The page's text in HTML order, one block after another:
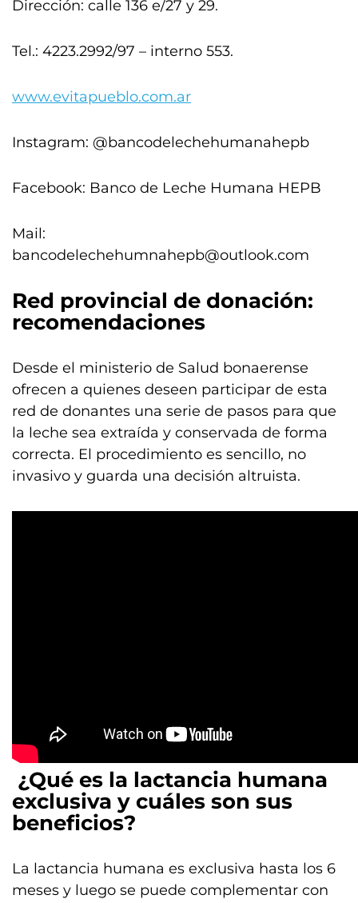
Dirección: calle 136 e/27 y 29.
Tel.: 4223.2992/97 – interno 553.
www.evitapueblo.com.ar
Instagram: @bancodelechehumanahepb
Facebook: Banco de Leche Humana HEPB
Mail:
bancodelechehumnahepb@outlook.com
Red provincial de donación:
recomendaciones
Desde el ministerio de Salud bonaerense
ofrecen a quienes deseen participar de esta
red de donantes una serie de pasos para que
la leche sea extraída y conservada de forma
correcta. El procedimiento es sencillo, no
invasivo y guarda una decisión altruista.
¿Qué es la lactancia humana
exclusiva y cuáles son sus
beneficios?
La lactancia humana es exclusiva hasta los 6
meses y luego se puede complementar con